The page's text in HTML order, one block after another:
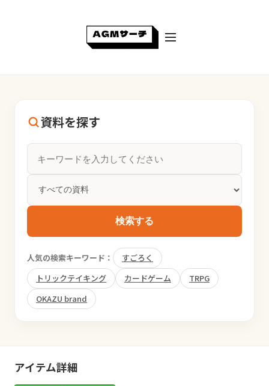
資料を探す
検索する
人気の検索キーワード：
すごろく
トリックテイキング
カードゲーム
TRPG
OKAZU brand
アイテム詳細